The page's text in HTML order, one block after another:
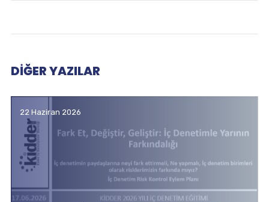
DIĞER YAZILAR
22 Haziran 2026